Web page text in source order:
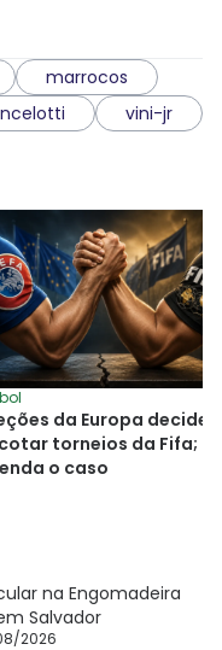
marrocos
vini-jr
da Europa
torneios da Fifa;
o caso
na Engomadeira
Salvador
2026